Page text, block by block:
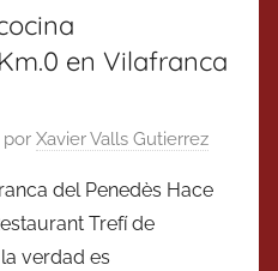
en Vilafranca
por Xavier Valls Gutierrez
del Penedès Hace
Trefí de
verdad es